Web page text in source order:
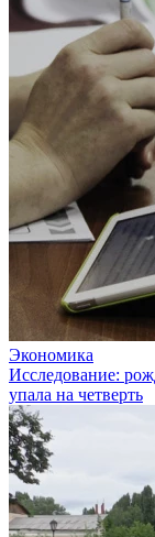
Экономика
Исследование:
упала на четверть